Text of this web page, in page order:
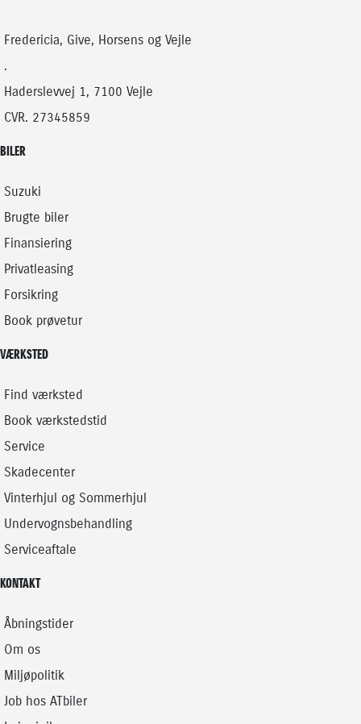
Fredericia, Give, Horsens og Vejle
.
Haderslevvej 1, 7100 Vejle
CVR. 27345859
BILER
Suzuki
Brugte biler
Finansiering
Privatleasing
Forsikring
Book prøvetur
VÆRKSTED
Find værksted
Book værkstedstid
Service
Skadecenter
Vinterhjul og Sommerhjul
Undervognsbehandling
Serviceaftale
KONTAKT
Åbningstider
Om os
Miljøpolitik
Job hos ATbiler